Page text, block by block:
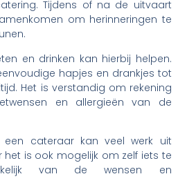
Tijdens of na de uitvaart
om herinneringen te
en drinken kan hierbij helpen.
hapjes en drankjes tot
Het is verstandig om rekening
en allergieën van de
een cateraar kan veel werk uit
is ook mogelijk om zelf iets te
van de wensen en